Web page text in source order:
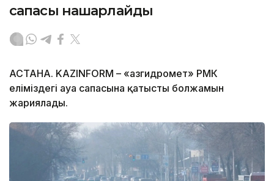
сапасы нашарлайды
АСТАНА. KAZINFORM – «Қазгидромет» РМК
еліміздегі ауа сапасына қатысты болжамын
жариялады.